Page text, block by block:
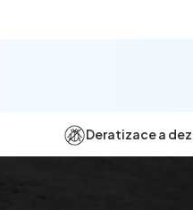
Deratizace a